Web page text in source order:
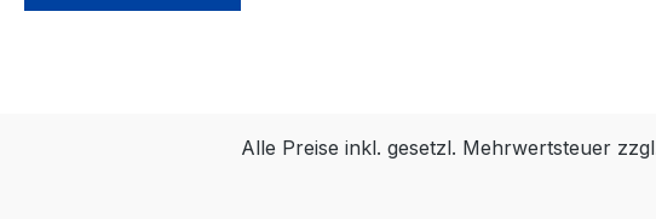
Alle Preise inkl. gesetzl. Mehrwertsteuer